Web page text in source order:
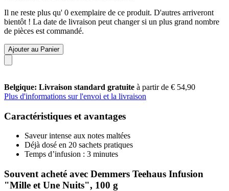
Il ne reste plus qu' 0 exemplaire de ce produit. D'autres arriveront
bientôt ! La date de livraison peut changer si un plus grand nombre
de pièces est commandé.
Ajouter au Panier
Belgique: Livraison standard gratuite à partir de € 54,90
Plus d'informations sur l'envoi et la livraison
Caractéristiques et avantages
Saveur intense aux notes maltées
Déjà dosé en 20 sachets pratiques
Temps d’infusion : 3 minutes
Souvent acheté avec Demmers Teehaus Infusion
"Mille et Une Nuits", 100 g